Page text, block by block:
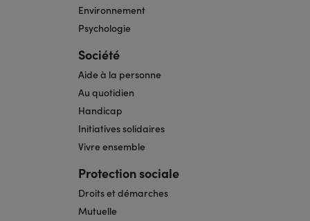
Environnement
Psychologie
Société
Aide à la personne
Au quotidien
Handicap
Initiatives solidaires
Vivre ensemble
Protection sociale
Droits et démarches
Mutuelle